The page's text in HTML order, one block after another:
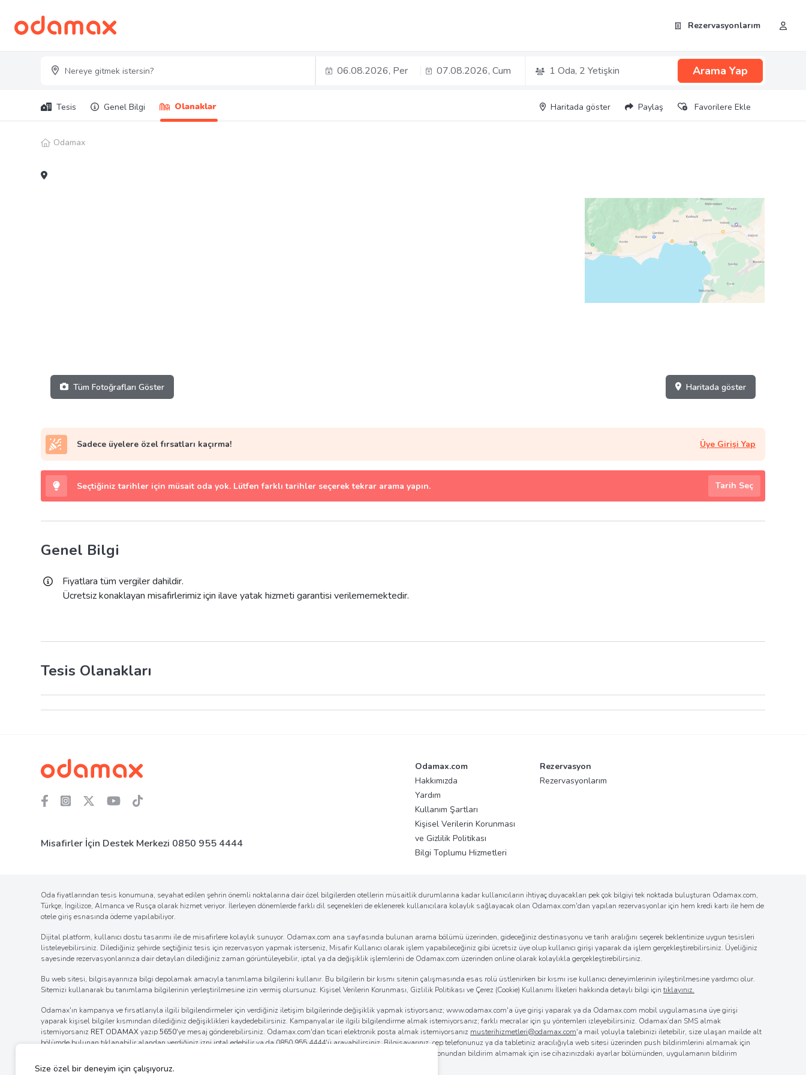
Rezervasyonlarım
06.08.2026, Per 07.08.2026, Cum 1 Oda, 2 Yetişkin Arama Yap
Tesis Genel Bilgi Olanaklar Haritada göster Paylaş Favorilere Ekle
Odamax
Tüm Fotoğrafları Göster Haritada göster
Sadece üyelere özel fırsatları kaçırma! Üye Girişi Yap
Seçtiğiniz tarihler için müsait oda yok. Lütfen farklı tarihler seçerek tekrar arama yapın. Tarih Seç
Genel Bilgi
Fiyatlara tüm vergiler dahildir.
Ücretsiz konaklayan misafirlerimiz için ilave yatak hizmeti garantisi verilememektedir.
Tesis Olanakları
Misafirler İçin Destek Merkezi 0850 955 4444
Odamax.com
Hakkımızda
Yardım
Kullanım Şartları
Kişisel Verilerin Korunması
ve Gizlilik Politikası
Bilgi Toplumu Hizmetleri
Rezervasyon
Rezervasyonlarım
Oda fiyatlarından tesis konumuna, seyahat edilen şehrin önemli noktalarına dair özel bilgilerden otellerin müsaitlik durumlarına kadar kullanıcıların ihtiyaç duyacakları pek çok bilgiyi tek noktada buluşturan Odamax.com,
Türkçe, İngilizce, Almanca ve Rusça olarak hizmet veriyor. İlerleyen dönemlerde farklı dil seçenekleri de eklenerek kullanıcılara kolaylık sağlayacak olan Odamax.com'dan yapılan rezervasyonlar için hem kredi kartı ile hem de
otele giriş esnasında ödeme yapılabiliyor.
Dijital platform, kullanıcı dostu tasarımı ile de misafirlere kolaylık sunuyor. Odamax.com ana sayfasında bulunan arama bölümü üzerinden, gideceğiniz destinasyonu ve tarih aralığını seçerek beklentinize uygun tesisleri
listeleyebilirsiniz. Dilediğiniz şehirde seçtiğiniz tesis için rezervasyon yapmak isterseniz, Misafir Kullanıcı olarak işlem yapabileceğiniz gibi ücretsiz üye olup kullanıcı girişi yaparak da işlem gerçekleştirebilirsiniz. Üyeliğiniz
sayesinde rezervasyonlarınıza dair detayları dilediğiniz zaman görüntüleyebilir, iptal ya da değişiklik işlemlerini de Odamax.com üzerinden online olarak kolaylıkla gerçekleştirebilirsiniz.
Bu web sitesi, bilgisayarınıza bilgi depolamak amacıyla tanımlama bilgilerini kullanır. Bu bilgilerin bir kısmı sitenin çalışmasında esas rolü üstlenirken bir kısmı ise kullanıcı deneyimlerinin iyileştirilmesine yardımcı olur.
Sitemizi kullanarak bu tanımlama bilgilerinin yerleştirilmesine izin vermiş olursunuz. Kişisel Verilerin Korunması, Gizlilik Politikası ve Çerez (Cookie) Kullanımı İlkeleri hakkında detaylı bilgi için tıklayınız.
Odamax'ın kampanya ve fırsatlarıyla ilgili bilgilendirmeler için verdiğiniz iletişim bilgilerinde değişiklik yapmak istiyorsanız; www.odamax.com'a üye girişi yaparak ya da Odamax.com mobil uygulamasına üye girişi
yaparak kişisel bilgiler kısmından dilediğiniz değişiklikleri kaydedebilirsiniz. Kampanyalar ile ilgili bilgilendirme almak istemiyorsanız; farklı mecralar için şu yöntemleri izleyebilirsiniz. Odamax’dan SMS almak
istemiyorsanız RET ODAMAXyazıp5650'ye mesaj gönderebilirsiniz. Odamax.com'dan ticari elektronik posta almak istemiyorsanız musterihizmetleri@odamax.com'a mail yoluyla talebinizi iletebilir, size ulaşan mailde alt
bölümde bulunan tıklanabilir alandan verdiğiniz izni iptal edebilir ya da 0850 955 4444'ü arayabilirsiniz. Bilgisayarınız, cep telefonunuz ya da tabletiniz aracılığıyla web sitesi üzerinden push bildirimlerini almamak için
internet tarayıcınızın ayarlar bölümünden bildirim izinlerinin kaldırılmasını sağlayabilirsiniz. Odamax.com mobil aplikasyonundan bildirim almamak için ise cihazınızdaki ayarlar bölümünden, uygulamanın bildirim
ayarlarını değiştirerek bildirim alımına engel olabilirsiniz.